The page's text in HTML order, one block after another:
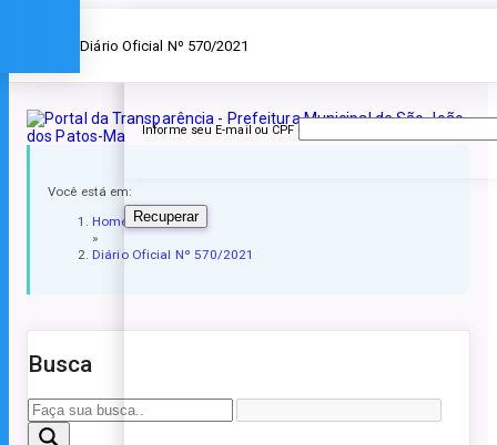
» Diário Oficial Nº 570/2021
Você está em:
Home
»
Diário Oficial Nº 570/2021
Busca
Informe seu E-mail ou CPF
Recuperar